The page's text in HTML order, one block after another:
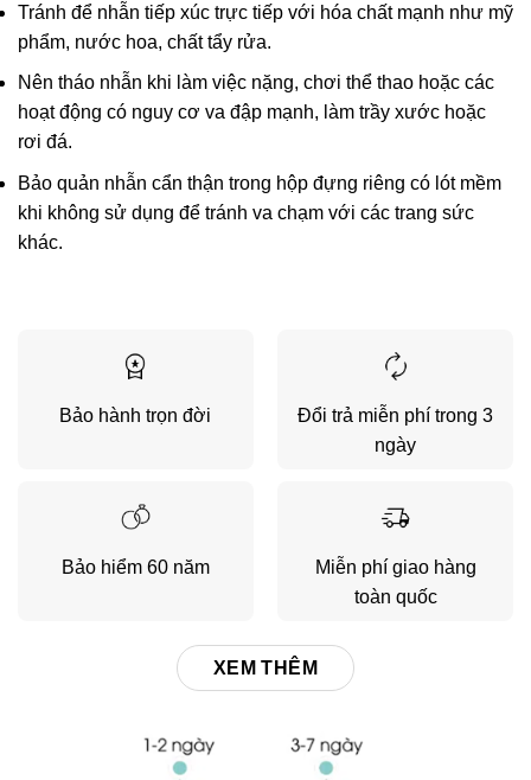
Tránh để nhẫn tiếp xúc trực tiếp với hóa chất mạnh như mỹ
phẩm, nước hoa, chất tẩy rửa.
Nên tháo nhẫn khi làm việc nặng, chơi thể thao hoặc các
hoạt động có nguy cơ va đập mạnh, làm trầy xước hoặc
rơi đá.
Bảo quản nhẫn cẩn thận trong hộp đựng riêng có lót mềm
khi không sử dụng để tránh va chạm với các trang sức
khác.
Bảo hành trọn đời
Đổi trả miễn phí trong 3
ngày
Bảo hiểm 60 năm
Miễn phí giao hàng
toàn quốc
XEM THÊM